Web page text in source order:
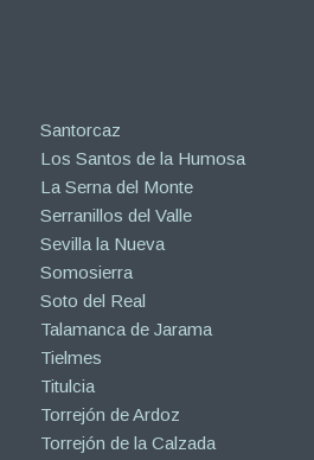
Santorcaz
Los Santos de la Humosa
La Serna del Monte
Serranillos del Valle
Sevilla la Nueva
Somosierra
Soto del Real
Talamanca de Jarama
Tielmes
Titulcia
Torrejón de Ardoz
Torrejón de la Calzada